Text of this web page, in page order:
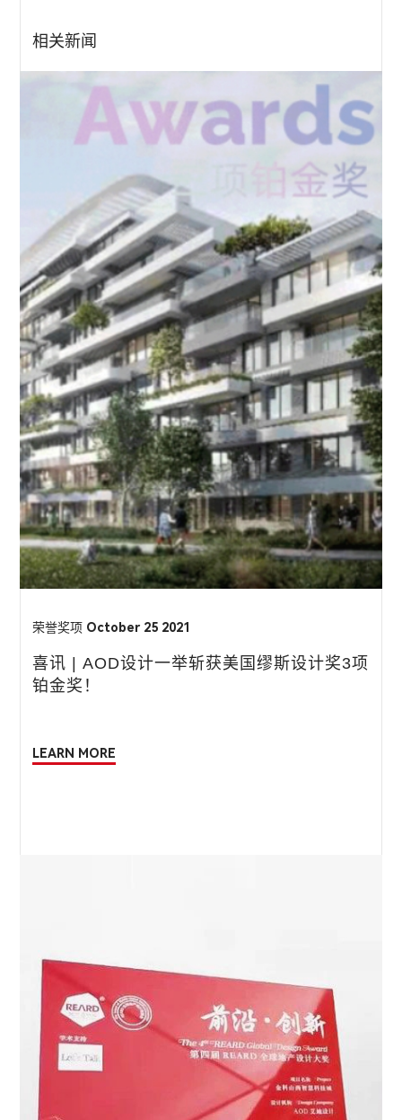
相关新闻
荣誉奖项 October 25 2021
喜讯 | AOD设计一举斩获美国缪斯设计奖3项
铂金奖！
LEARN MORE